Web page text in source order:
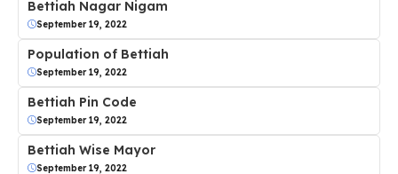
Bettiah Nagar Nigam
September 19, 2022
Population of Bettiah
September 19, 2022
Bettiah Pin Code
September 19, 2022
Bettiah Wise Mayor
September 19, 2022